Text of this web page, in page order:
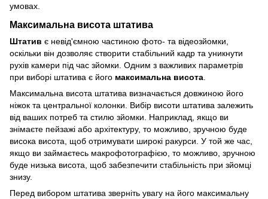
умовах.
Максимальна висота штатива
Штатив є невід'ємною частиною фото- та відеозйомки,
оскільки він дозволяє створити стабільний кадр та уникнути
рухів камери під час зйомки. Одним з важливих параметрів
при виборі штатива є його максимальна висота
Максимальна висота штатива визначається довжиною його
ніжок та центральної колонки. Вибір висоти штатива залежить
від ваших потреб та стилю зйомки. Наприклад, якщо ви
знімаєте пейзажі або архітектуру, то можливо, зручною буде
висока висота, щоб отримувати широкі ракурси. У той же час,
якщо ви займаєтесь макрофотографією, то можливо, зручною
буде низька висота, щоб забезпечити стабільність при зйомці
знизу.
Перед вибором штатива зверніть увагу на його максимальну